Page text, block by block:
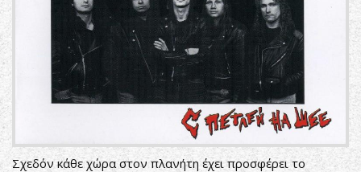
Σχεδόν κάθε χώρα στον πλανήτη έχει προσφέρει το